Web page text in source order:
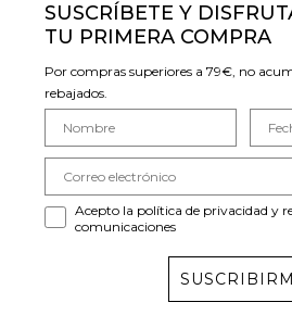
SUSCRÍBETE Y
TU PRIMERA COMPRA
Por compras superiores a 79€, no
rebajados.
Acepto la política de privacidad y
comunicaciones